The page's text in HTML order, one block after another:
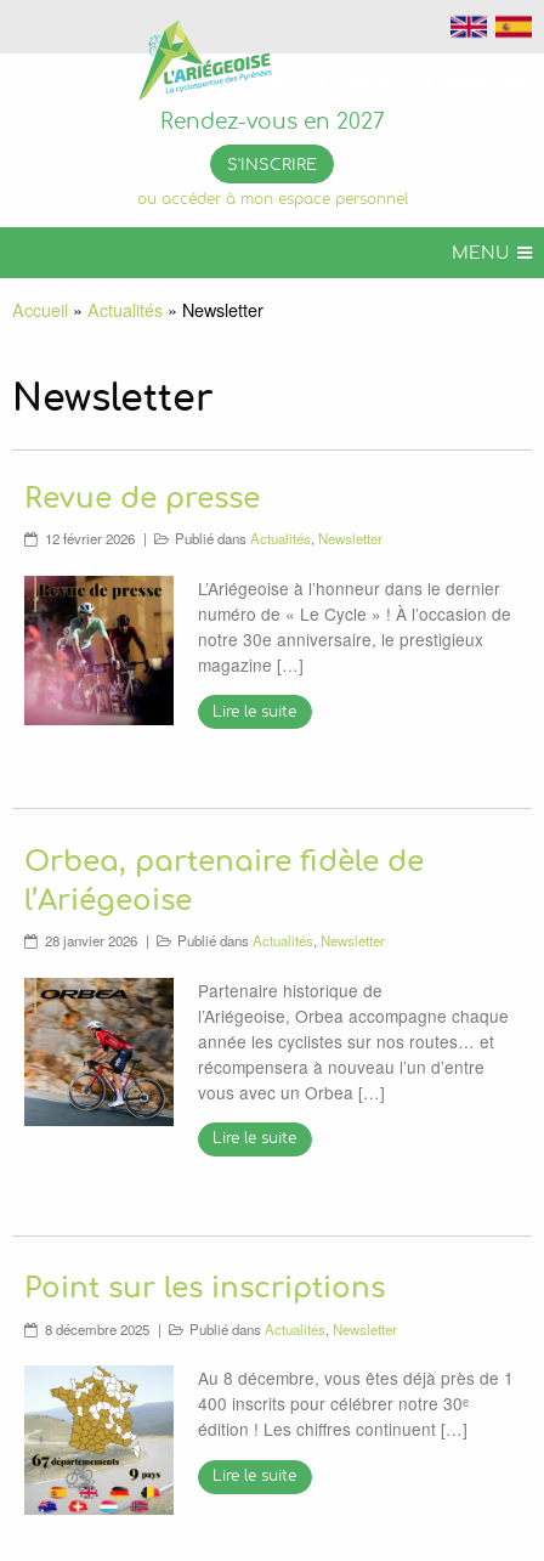
Photos
Rendez-vous en 2027
S'INSCRIRE
ou accéder à mon espace personnel
MENU
L’ARIÉGEOISE
+ DE CHALLENGES
L’ARIÉGEOISE PERMANENTE
SPONSORS
VIDÉOS
Accueil» Actualités» Newsletter
Newsletter
Revue de presse
12 février 2026 Publié dansActualités, Newsletter
L’Ariégeoise à l’honneur dans le dernier
numéro de « Le Cycle » ! À l’occasion de
notre 30e anniversaire, le prestigieux
magazine […]
Lire le suite
Orbea, partenaire fidèle de
l’Ariégeoise
28 janvier 2026 Publié dansActualités, Newsletter
Partenaire historique de
l’Ariégeoise, Orbea accompagne chaque
année les cyclistes sur nos routes… et
récompensera à nouveau l’un d’entre
vous avec un Orbea […]
Lire le suite
Point sur les inscriptions
8 décembre 2025 Publié dansActualités, Newsletter
Au 8 décembre, vous êtes déjà près de 1
400 inscrits pour célébrer notre 30ᵉ
édition ! Les chiffres continuent […]
Lire le suite